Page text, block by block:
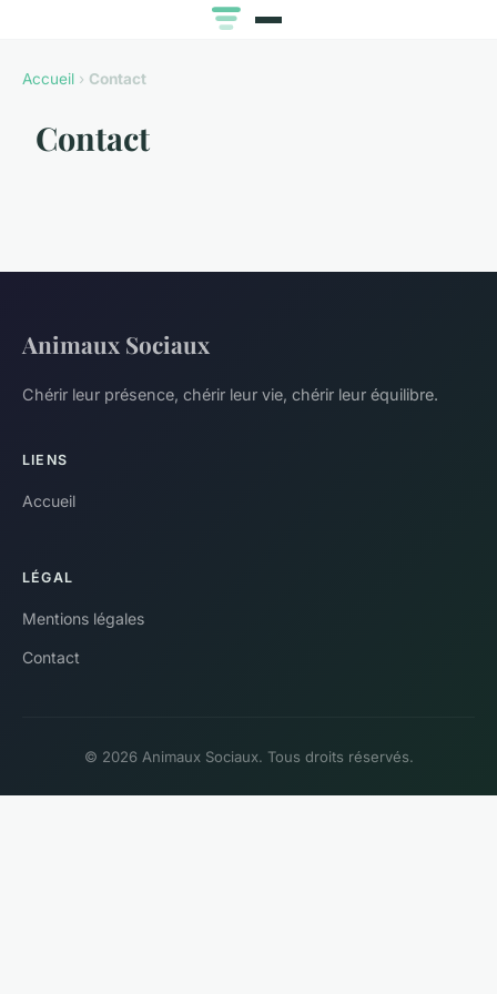
Accueil › Contact
Contact
Animaux Sociaux
Chérir leur présence, chérir leur vie, chérir leur équilibre.
LIENS
Accueil
LÉGAL
Mentions légales
Contact
© 2026 Animaux Sociaux. Tous droits réservés.